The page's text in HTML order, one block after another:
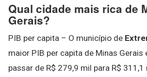
Qual cidade mais rica de
Gerais?
PIB per capita – O município de
maior PIB per capita de Minas Gerais
passar de R$ 279,9 mil para R$